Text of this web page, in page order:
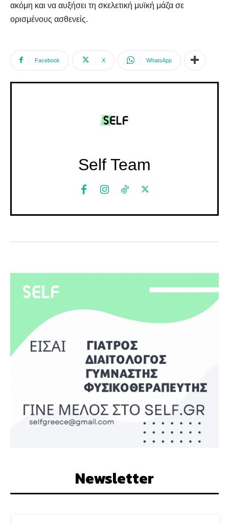
ακόμη και να αυξήσει τη σκελετική μυϊκή μάζα σε
ορισμένους ασθενείς.
Facebook X WhatsApp
Self Team
Newsletter